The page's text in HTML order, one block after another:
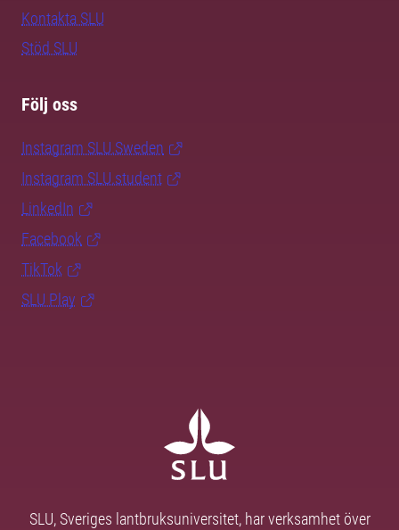
Kontakta SLU
Stöd SLU
Följ oss
Instagram SLU.Sweden
Instagram SLU.student
LinkedIn
Facebook
TikTok
SLU Play
SLU, Sveriges lantbruksuniversitet, har verksamhet över